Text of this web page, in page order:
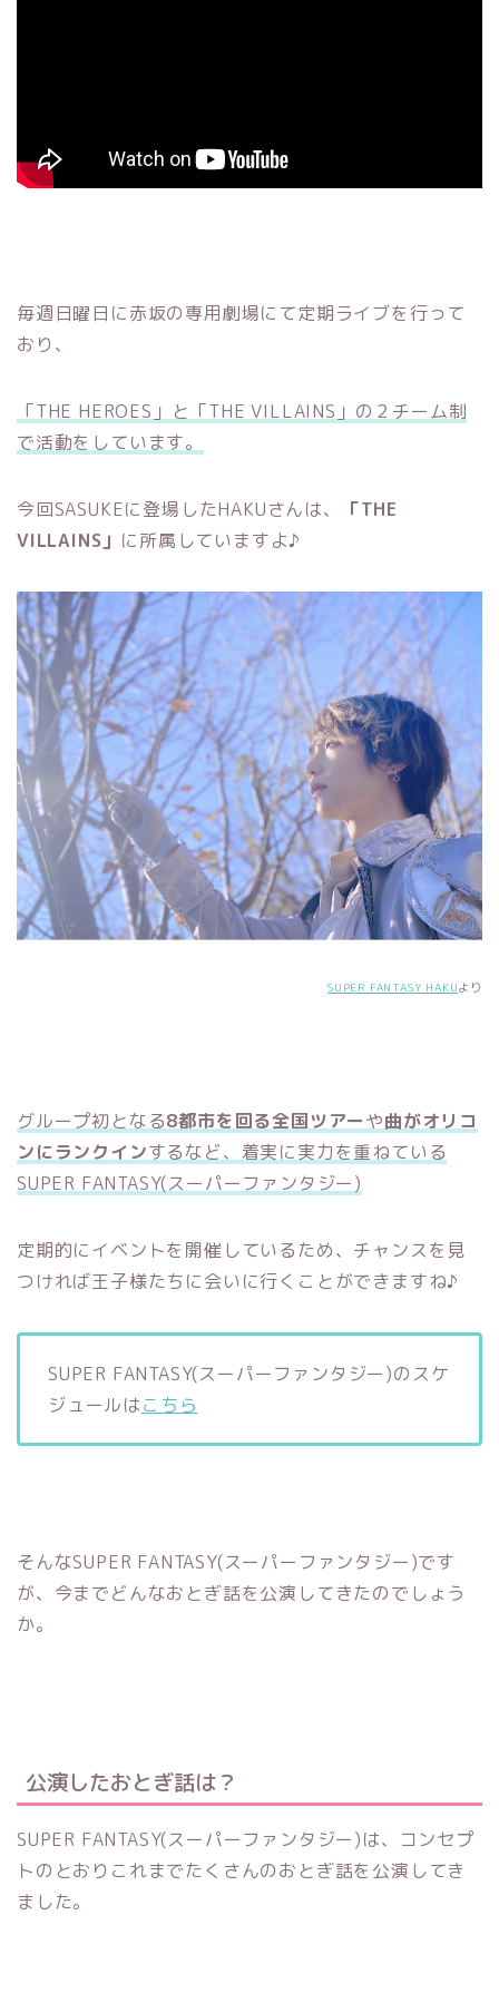
毎週日曜日に赤坂の専用劇場にて定期ライブを行って
おり、
「THE HEROES」と「THE VILLAINS」の２チーム制
で活動をしています。
今回SASUKEに登場したHAKUさんは、
「THE
VILLAINS」 に所属していますよ♪
SUPER FANTASY HAKUより
グループ初となる8都市を回る全国ツアーや曲がオリコ
ンにランクインするなど、着実に実力を重ねている
SUPER FANTASY(スーパーファンタジー)
定期的にイベントを開催しているため、チャンスを見
つければ王子様たちに会いに行くことができますね♪
SUPER FANTASY(スーパーファンタジー)のスケ
ジュールはこちら
そんなSUPER FANTASY(スーパーファンタジー)です
が、今までどんなおとぎ話を公演してきたのでしょう
か。
公演したおとぎ話は？
SUPER FANTASY(スーパーファンタジー)は、コンセプ
トのとおりこれまでたくさんのおとぎ話を公演してき
ました。